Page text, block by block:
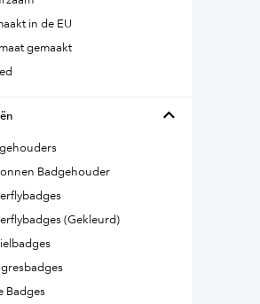
in de EU
gemaakt
Badgehouder
(Gekleurd)
Badges